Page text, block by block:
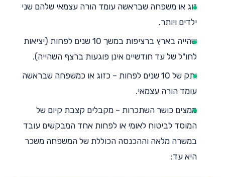
זוג או משפחה שבראשה עומד הורה עצמאי שלהם שני
ילדים ויותר.
שהייה בארץ ברציפות במשך 10 שנים לפחות (יציאות
לחו"ל של עד חודשיים אינן פוגעות ברצף השהייה).
ותק של 10 שנים לפחות – כזוג או כמשפחה שבראשה
עומד הורה עצמאי.
ממצים כושר השתכרות – מקבלים קצבת קיום של
המוסד לביטוח לאומי או לפחות אחד המבקשים עובד
במשרה מלאה וההכנסה הכוללת של המשפחה משכר
היא עד: